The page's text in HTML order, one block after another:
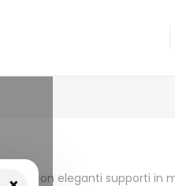
con eleganti supporti